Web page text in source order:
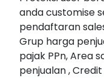
anda customise
pendaftaran
Grup harga
pajak PPn, Area
penjualan ,